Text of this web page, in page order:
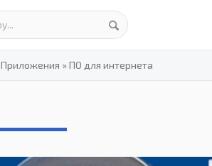
Приложения »ПО для интернета